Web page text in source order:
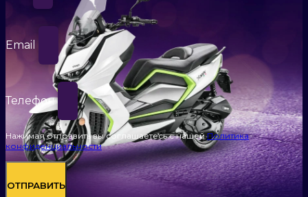
Email
Телефон
Нажимая отправить вы соглашаетесь с нашейПолитика
конфиденциальности
ОТПРАВИТЬ